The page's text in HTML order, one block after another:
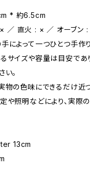
* 約6.5cm
／ 直火 : × ／ オーブン
によって一つひとつ手作
サイズや容量は目安であ
い。
物の色味にできるだけ近
や照明などにより、実際
13cm